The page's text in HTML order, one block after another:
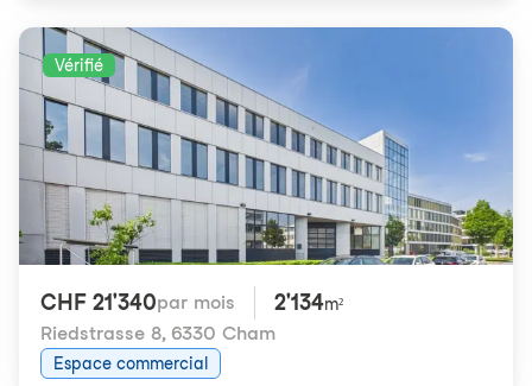
Vérifié
CHF 21'340par mois 2'134m²
Riedstrasse 8, 6330 Cham
Espace commercial